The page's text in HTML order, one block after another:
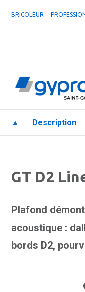
BRICOLEUR
▲ Description
GT D2
Plafond
acoustique :
bords D2,